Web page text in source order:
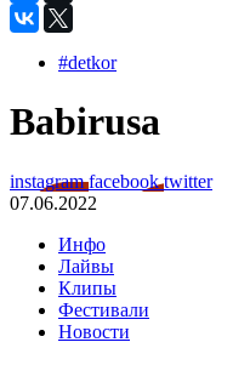
#detkor
Babirusa
instagramfacebooktwitter
07.06.2022
Инфо
Лайвы
Клипы
Фестивали
Новости